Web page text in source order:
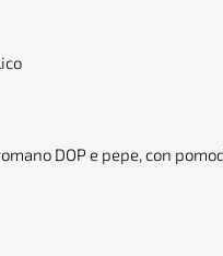
DOP e pepe, con